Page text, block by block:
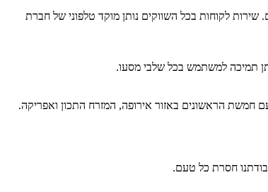
משלה בעיר לביב. תמיכה טכנית לשירות ופיתוחו מספק ומבטיח סגל של מעל ל-200 מהנדסים ומנהלים. שירות לקוחות בכל השווקים נותן מוקד טלפוני של חברת
תמיכה למשתמש בכל שלבי מסעו.
חמשת הראשונים באזור אירופה, המזרח התכון ואפריקה.
חסרת כל טעם.